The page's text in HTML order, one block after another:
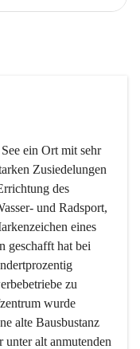
ein Ort mit sehr
Zusiedelungen
des
und Radsport,
eines
geschafft hat bei
zu
wurde
alte Bausbustanz
unter alt anmutenden